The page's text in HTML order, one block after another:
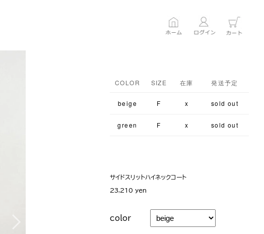
COLOR SIZE 在庫 発送予定
beige F x sold out
green F x sold out
サイドスリットハイネックコート
23,210 yen
color